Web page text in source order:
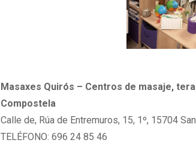
Masaxes Quirós – Centros de masaje,
Compostela
Calle de, Rúa de Entremuros, 15, 1º, 15704
TELÉFONO: 696 24 85 46